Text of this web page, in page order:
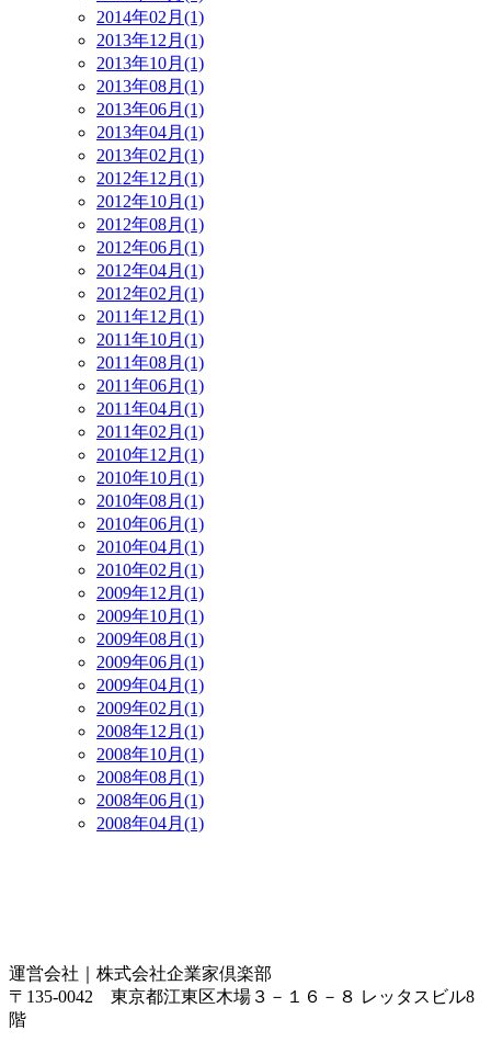
2014年02月(1)
2013年12月(1)
2013年10月(1)
2013年08月(1)
2013年06月(1)
2013年04月(1)
2013年02月(1)
2012年12月(1)
2012年10月(1)
2012年08月(1)
2012年06月(1)
2012年04月(1)
2012年02月(1)
2011年12月(1)
2011年10月(1)
2011年08月(1)
2011年06月(1)
2011年04月(1)
2011年02月(1)
2010年12月(1)
2010年10月(1)
2010年08月(1)
2010年06月(1)
2010年04月(1)
2010年02月(1)
2009年12月(1)
2009年10月(1)
2009年08月(1)
2009年06月(1)
2009年04月(1)
2009年02月(1)
2008年12月(1)
2008年10月(1)
2008年08月(1)
2008年06月(1)
2008年04月(1)
運営会社｜ 株式会社企業家倶楽部
〒135-0042 東京都江東区木場３－１６－８ レッタスビル8
階